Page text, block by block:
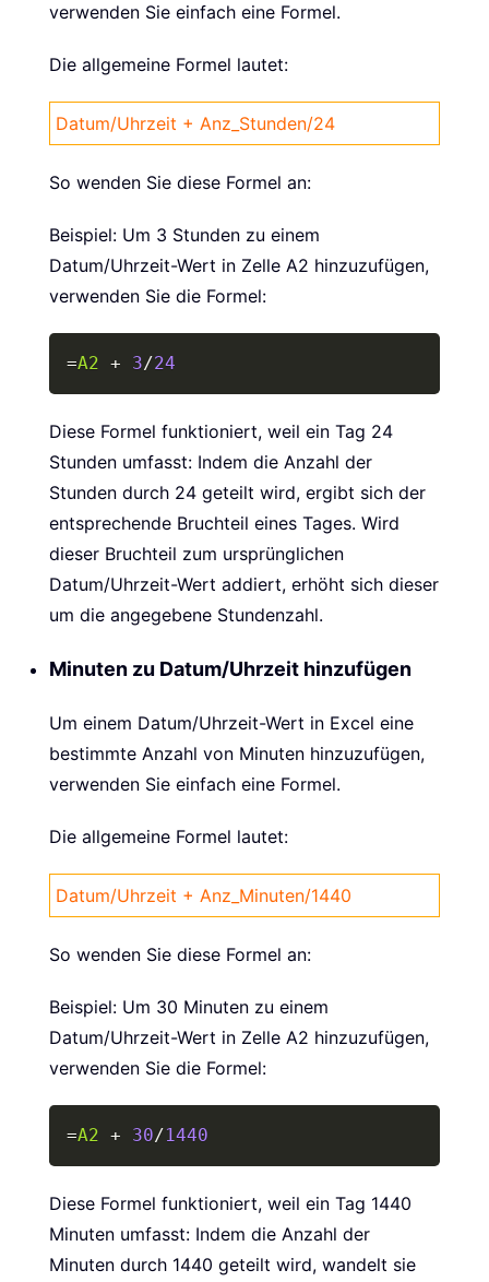
verwenden Sie einfach eine Formel.
Die allgemeine Formel lautet:
Datum/Uhrzeit + Anz_Stunden/24
So wenden Sie diese Formel an:
Beispiel: Um 3 Stunden zu einem
Datum/Uhrzeit-Wert in Zelle A2 hinzuzufügen,
verwenden Sie die Formel:
=A2 + 3/24
Diese Formel funktioniert, weil ein Tag 24
Stunden umfasst: Indem die Anzahl der
Stunden durch 24 geteilt wird, ergibt sich der
entsprechende Bruchteil eines Tages. Wird
dieser Bruchteil zum ursprünglichen
Datum/Uhrzeit-Wert addiert, erhöht sich dieser
um die angegebene Stundenzahl.
Minuten zu Datum/Uhrzeit hinzufügen
Um einem Datum/Uhrzeit-Wert in Excel eine
bestimmte Anzahl von Minuten hinzuzufügen,
verwenden Sie einfach eine Formel.
Die allgemeine Formel lautet:
Datum/Uhrzeit + Anz_Minuten/1440
So wenden Sie diese Formel an:
Beispiel: Um 30 Minuten zu einem
Datum/Uhrzeit-Wert in Zelle A2 hinzuzufügen,
verwenden Sie die Formel:
=A2 + 30/1440
Diese Formel funktioniert, weil ein Tag 1440
Minuten umfasst: Indem die Anzahl der
Minuten durch 1440 geteilt wird, wandelt sie